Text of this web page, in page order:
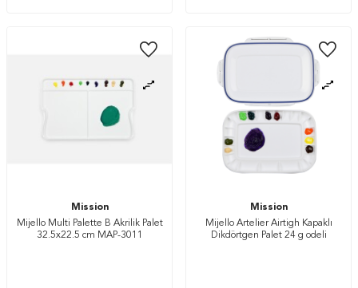
Mission
Mijello Multi Palette B Akrilik Palet
32.5x22.5 cm MAP-3011
Mission
Mijello Artelier Airtigh Kapaklı
Dikdörtgen Palet 24 g odeli